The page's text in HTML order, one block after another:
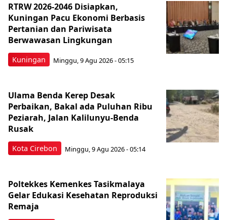
Kuningan
RTRW 2026-2046 Disiapkan,
Kuningan Pacu Ekonomi Berbasis
Pertanian dan Pariwisata
Berwawasan Lingkungan
Minggu, 9 Agu 2026 - 05:15
Kota Cirebon
Ulama Benda Kerep Desak
Perbaikan, Bakal ada Puluhan Ribu
Peziarah, Jalan Kalilunyu-Benda
Rusak
Minggu, 9 Agu 2026 - 05:14
Poltekkes Kemenkes Tasikmalaya
Gelar Edukasi Kesehatan Reproduksi
Remaja